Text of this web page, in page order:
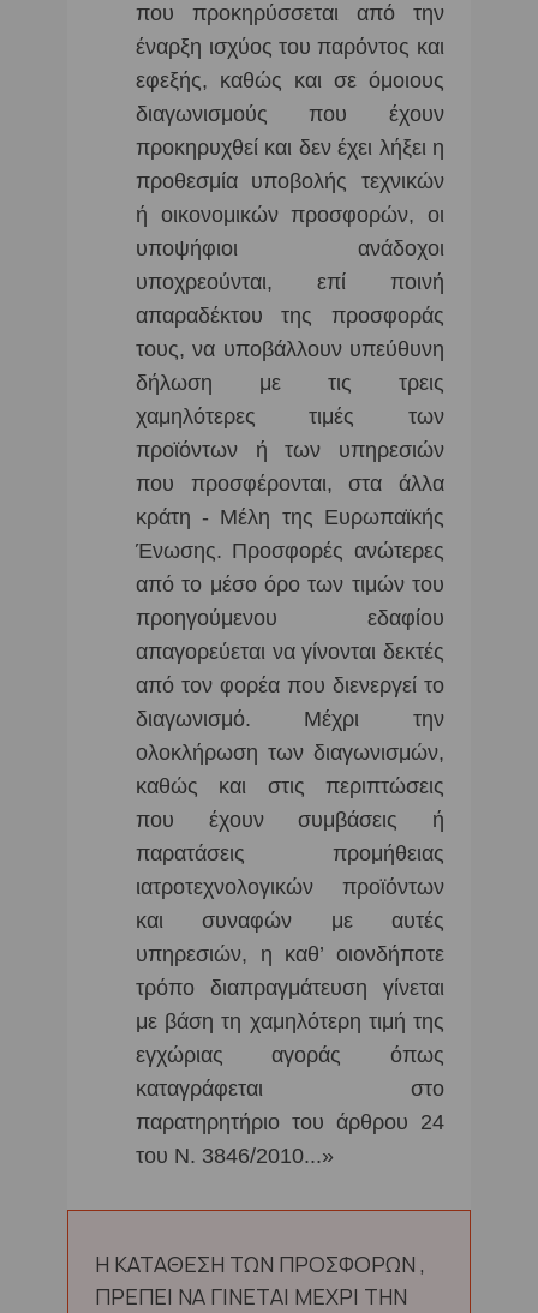
που προκηρύσσεται από την
έναρξη ισχύος του παρόντος και
εφεξής, καθώς και σε όμοιους
διαγωνισμούς που έχουν
προκηρυχθεί και δεν έχει λήξει η
προθεσμία υποβολής τεχνικών
ή οικονομικών προσφορών, οι
υποψήφιοι ανάδοχοι
υποχρεούνται, επί ποινή
απαραδέκτου της προσφοράς
τους, να υποβάλλουν υπεύθυνη
δήλωση με τις τρεις
χαμηλότερες τιμές των
προϊόντων ή των υπηρεσιών
που προσφέρονται, στα άλλα
κράτη - Μέλη της Ευρωπαϊκής
Ένωσης. Προσφορές ανώτερες
από το μέσο όρο των τιμών του
προηγούμενου εδαφίου
απαγορεύεται να γίνονται δεκτές
από τον φορέα που διενεργεί το
διαγωνισμό. Μέχρι την
ολοκλήρωση των διαγωνισμών,
καθώς και στις περιπτώσεις
που έχουν συμβάσεις ή
παρατάσεις προμήθειας
ιατροτεχνολογικών προϊόντων
και συναφών με αυτές
υπηρεσιών, η καθ’ οιονδήποτε
τρόπο διαπραγμάτευση γίνεται
με βάση τη χαμηλότερη τιμή της
εγχώριας αγοράς όπως
καταγράφεται στο
παρατηρητήριο του άρθρου 24
του Ν. 3846/2010...»
Η ΚΑΤΑΘΕΣΗ ΤΩΝ ΠΡΟΣΦΟΡΩΝ ,
ΠΡΕΠΕΙ ΝΑ ΓΙΝΕΤΑΙ ΜΕΧΡΙ ΤΗΝ